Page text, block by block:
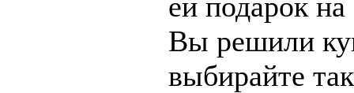
Вы решили
выбирайте